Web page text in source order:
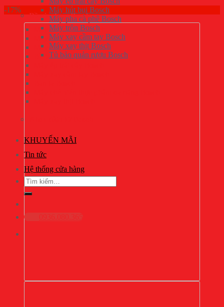
Đồ gia dụng Bosch
Máy pha cà phê Bosch
Máy trộn Bosch
Máy hút bụi Bosch
Bình siêu tốc Bosch
KHUYẾN MÃI
Tin tức
Hệ thống cửa hàng
Tìm
kiếm:
Máy hút bụi Bosch
Máy pha cà phê Bosch
Máy trộn Bosch
Máy xay cầm tay Bosch
Máy xay thịt Bosch
Tủ bảo quản rượu Bosch
-17%